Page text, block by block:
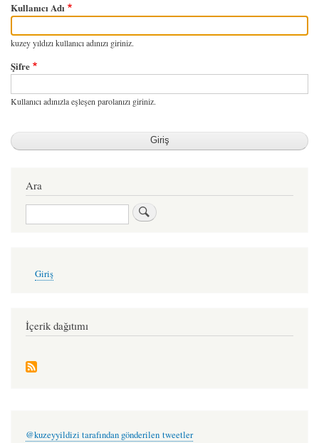
Kullanıcı Adı
kuzey yıldızı kullanıcı adınızı giriniz.
Şifre
Kullanıcı adınızla eşleşen parolanızı giriniz.
Ara
Ara
account
Giriş
İçerik dağıtımı
@kuzeyyildizi tarafından gönderilen tweetler